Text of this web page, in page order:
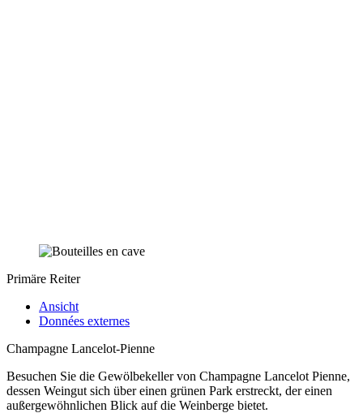
Primäre Reiter
Ansicht
Données externes
Champagne Lancelot-Pienne
Besuchen Sie die Gewölbekeller von Champagne Lancelot Pienne,
dessen Weingut sich über einen grünen Park erstreckt, der einen
außergewöhnlichen Blick auf die Weinberge bietet.